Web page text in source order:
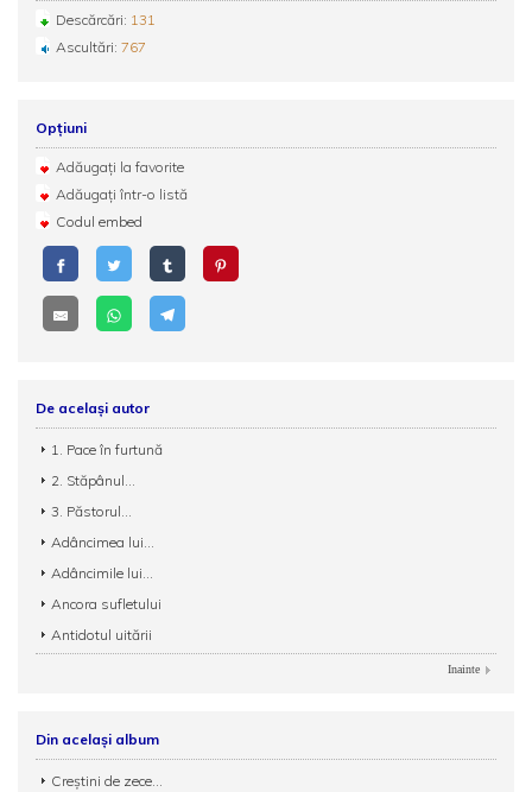
Descărcări: 131
Ascultări: 767
Opțiuni
Adăugați la favorite
Adăugați într-o listă
Codul embed
De același autor
1. Pace în furtună
2. Stăpânul...
3. Păstorul...
Adâncimea lui...
Adâncimile lui...
Ancora sufletului
Antidotul uitării
Inainte
Din același album
Creștini de zece...